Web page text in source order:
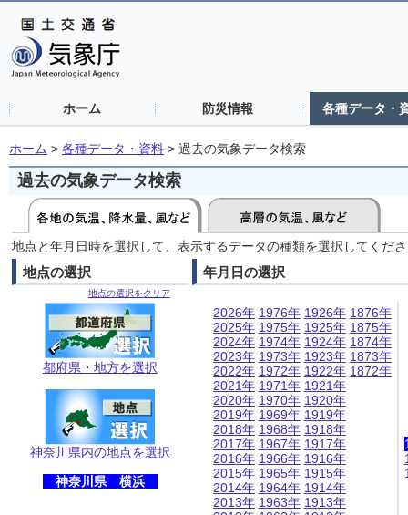
ホーム 防災情報 各種データ・
ホーム > 各種データ・資料 > 過去の気象データ検索
過去の気象データ検索
地点と年月日時を選択して、表示するデータの種類を選択してくだ
地点の選択
地点の選択をクリア
都府県・地方を選択
神奈川県内の地点を選択
神奈川県 横浜
年月日の選択
2026年
2025年
2024年
2023年
2022年
2021年
2020年
2019年
2018年
2017年
2016年
2015年
2014年
2013年
1976年
1975年
1974年
1973年
1972年
1971年
1970年
1969年
1968年
1967年
1966年
1965年
1964年
1963年
1926年
1925年
1924年
1923年
1922年
1921年
1920年
1919年
1918年
1917年
1916年
1915年
1914年
1913年
1876年
1875年
1874年
1873年
1872年